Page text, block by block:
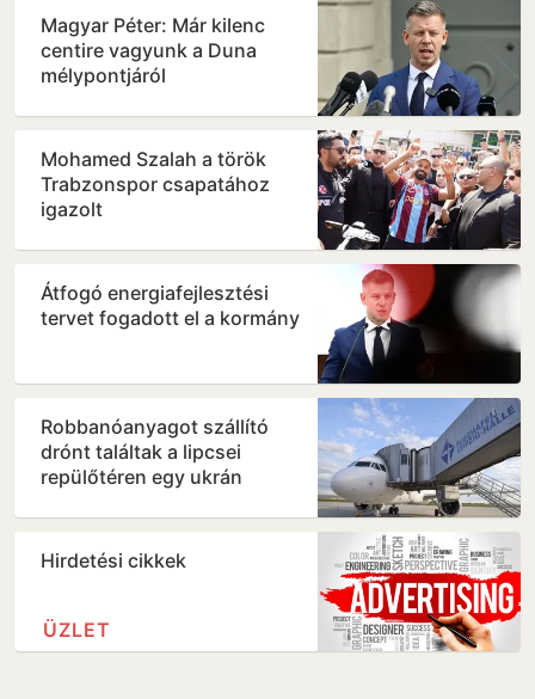
Magyar Péter: Már kilenc
centire vagyunk a Duna
mélypontjáról
Mohamed Szalah a török
Trabzonspor csapatához
igazolt
Átfogó energiafejlesztési
tervet fogadott el a kormány
Robbanóanyagot szállító
drónt találtak a lipcsei
repülőtéren egy ukrán
Hirdetési cikkek
ÜZLET